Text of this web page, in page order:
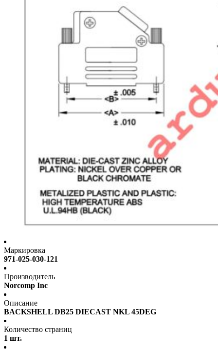
Маркировка
971-025-030-121
Производитель
Norcomp Inc
Описание
BACKSHELL DB25 DIECAST NKL 45DEG
Количество страниц
1 шт.